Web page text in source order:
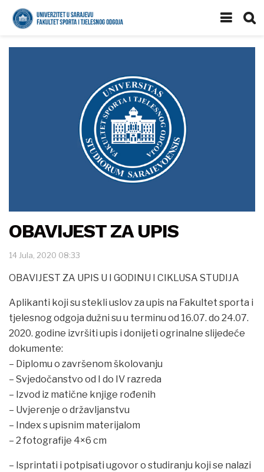
OBAVIJEST ZA UPIS
14 Jula, 2020 08:33
OBAVIJEST ZA UPIS U I GODINU I CIKLUSA STUDIJA
Aplikanti koji su stekli uslov za upis na Fakultet sporta i
tjelesnog odgoja dužni su u terminu od 16.07. do 24.07.
2020. godine izvršiti upis i donijeti ogrinalne slijedeće
dokumente:
– Diplomu o završenom školovanju
– Svjedočanstvo od I do IV razreda
– Izvod iz matične knjige rođenih
– Uvjerenje o državljanstvu
– Index s upisnim materijalom
– 2 fotografije 4×6 cm
– Isprintati i potpisati ugovor o studiranju koji se nalazi